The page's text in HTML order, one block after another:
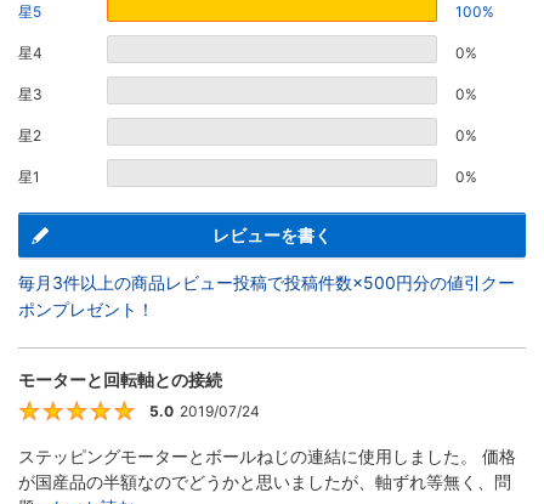
星5 100%
星4 0%
星3 0%
星2 0%
星1 0%
レビューを書く
毎月3件以上の商品レビュー投稿で投稿件数×500円分の値引クー
ポンプレゼント！
モーターと回転軸との接続
5
5.0 2019/07/24
ステッピングモーターとボールねじの連結に使用しました。 価格
が国産品の半額なのでどうかと思いましたが、軸ずれ等無く、問